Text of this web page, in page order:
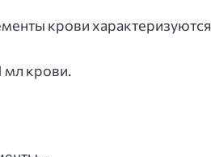
крови характеризуются
мл крови.